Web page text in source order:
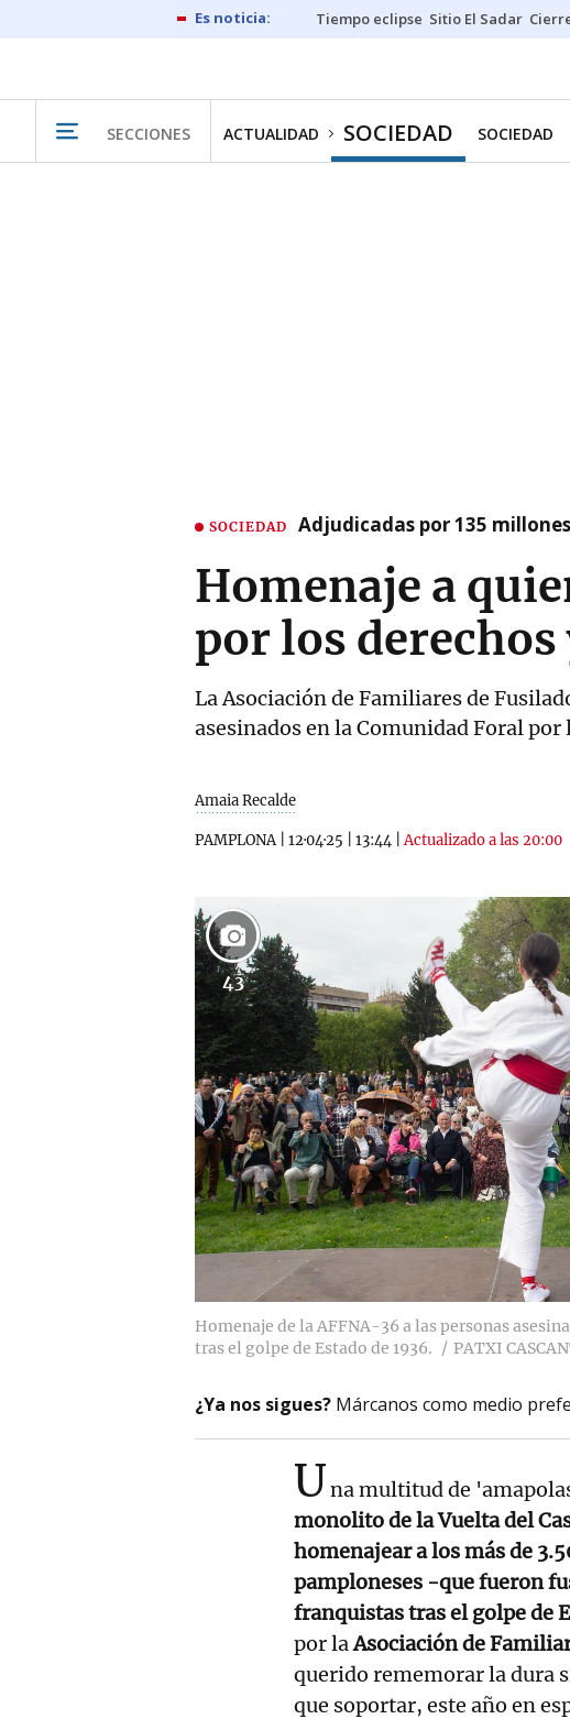
Tiempo eclipse Sitio El Sadar
SECCIONES ACTUALIDAD SOCIEDAD SOCIEDAD
SOCIEDAD Adjudicadas por 135
Homenaje a
por los
La Asociación de Familiares de
asesinados en la Comunidad Foral
Amaia Recalde
PAMPLONA| 12·04·25 13:44 |Actualizado a las 20:00
43
Homenaje de la AFFNA-36 a las personas
tras el golpe de Estado de 1936.
PATXI
¿Ya nos sigues? Márcanos como medio
Una multitud de
monolito de la Vuelta del
homenajear a los más de
pamploneses -que fueron
franquistas tras el golpe de
por laAsociación de
querido rememorar la dura
que soportar, este año en